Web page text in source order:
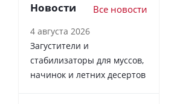
Новости Все новости
4 августа 2026
Загустители и
стабилизаторы для муссов,
начинок и летних десертов